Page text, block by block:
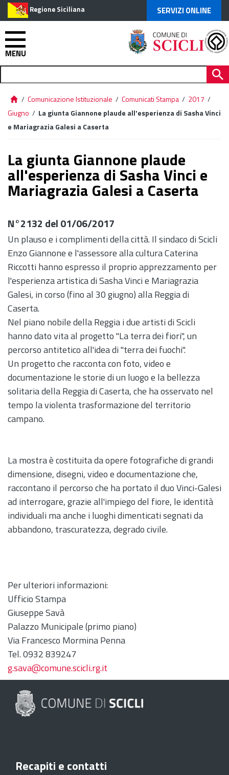
Regione Siciliana SERVIZI ONLINE
MENU
/ Comunicazione Istituzionale / Comunicati Stampa / 2017 /
Giugno / La giunta Giannone plaude all'esperienza di Sasha Vinci
e Mariagrazia Galesi a Caserta
La giunta Giannone plaude
all'esperienza di Sasha Vinci e
Mariagrazia Galesi a Caserta
N°2132 del 01/06/2017
Un plauso e i complimenti della città. Il sindaco di Scicli
Enzo Giannone e l'assessore alla cultura Caterina
Riccotti hanno espresso il proprio apprezzamento per
l'esperienza artistica di Sasha Vinci e Mariagrazia
Galesi, in corso (fino al 30 giugno) alla Reggia di
Caserta.
Nel piano nobile della Reggia i due artisti di Scicli
hanno dato vita al progetto "La terra dei fiori", un
percorso antitetico all'idea di "terra dei fuochi".
Un progetto che racconta con foto, video e
documentazione le storie di un luogo e la bellezza
solitaria della Reggia di Caserta, che ha osservato nel
tempo la violenta trasformazione del territorio
campano.
La mostra è costituita da opere fotografiche di grandi
dimensione, disegni, video e documentazione che,
raccontano il percorso che ha portato il duo Vinci-Galesi
ad interrogare, grazie all'impiego del fiore, le identità
individuali ma anche i luoghi dimenticati segnati da
abbandono, trascuratezza, degrado civile.
Per ulteriori informazioni:
Ufficio Stampa
Giuseppe Savà
Palazzo Municipale (primo piano)
Via Francesco Mormina Penna
Tel. 0932 839247
g.sava@comune.scicli.rg.it
Recapiti e contatti